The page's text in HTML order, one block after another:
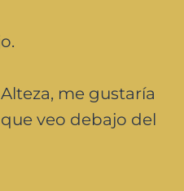
me gustaría
veo debajo del